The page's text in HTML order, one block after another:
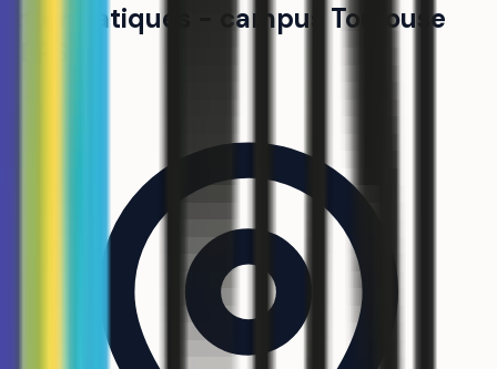
informatiques - campus Toulouse